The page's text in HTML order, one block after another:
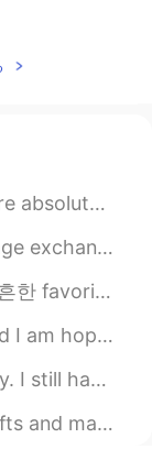
지 모르겠지
쓰실때 참고
a designated fuchsi...
delicious food and ...
The least popular favorite co...
is beautiful and the f...
with the size ...
all sleep? Did you ge...